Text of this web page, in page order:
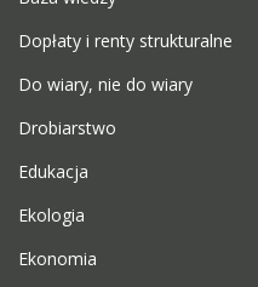
Dopłaty i renty strukturalne
Do wiary, nie do wiary
Drobiarstwo
Edukacja
Ekologia
Ekonomia